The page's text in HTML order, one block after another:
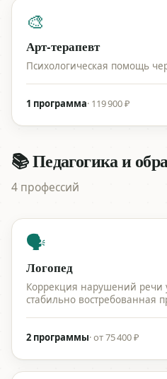
🎨
Арт-терапевт
Психологическая помощь
1 программа· 119 900 ₽
📚 Педагогика и
4 профессий
🗣️
Логопед
Коррекция нарушений речи
стабильно востребованная
2 программы·от 75 400 ₽